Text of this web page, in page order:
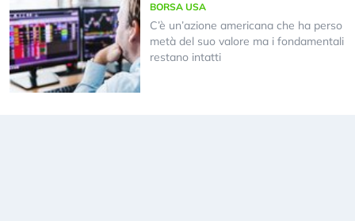
BORSA USA
C’è un’azione americana che ha perso
metà del suo valore ma i fondamentali
restano intatti